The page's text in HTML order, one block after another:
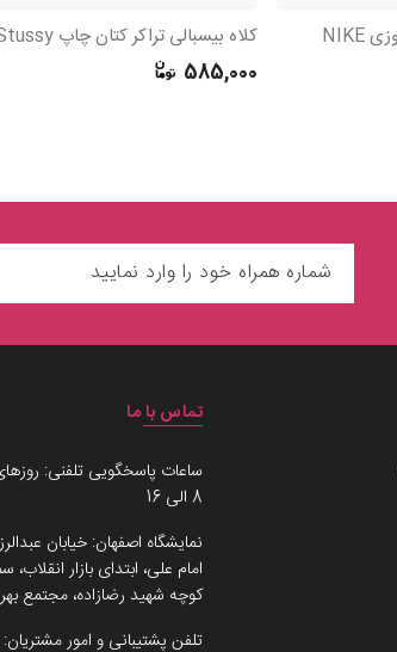
کلاه بیسبالی تراکر کتان چاپ Stussy
585,000
تماس با ما
ساعات پاسخگویی تلفنی:
8 الی 16
نمایشگاه اصفهان: خیابان
امام علی، ابتدای بازار
کوچه شهید رضازاده، مجتمع
تلفن پشتیبانی و امور مشتریان: